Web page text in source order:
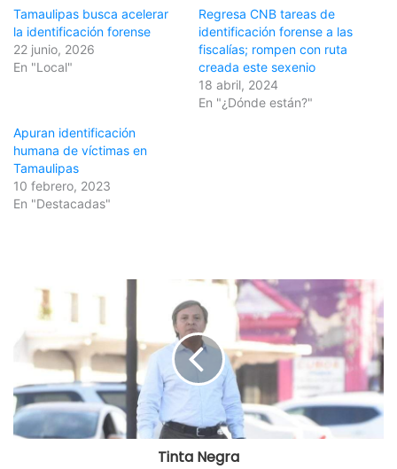
Tamaulipas busca acelerar
la identificación forense
22 junio, 2026
En "Local"
Regresa CNB tareas de
identificación forense a las
fiscalías; rompen con ruta
creada este sexenio
18 abril, 2024
En "¿Dónde están?"
Apuran identificación
humana de víctimas en
Tamaulipas
10 febrero, 2023
En "Destacadas"
Tinta Negra